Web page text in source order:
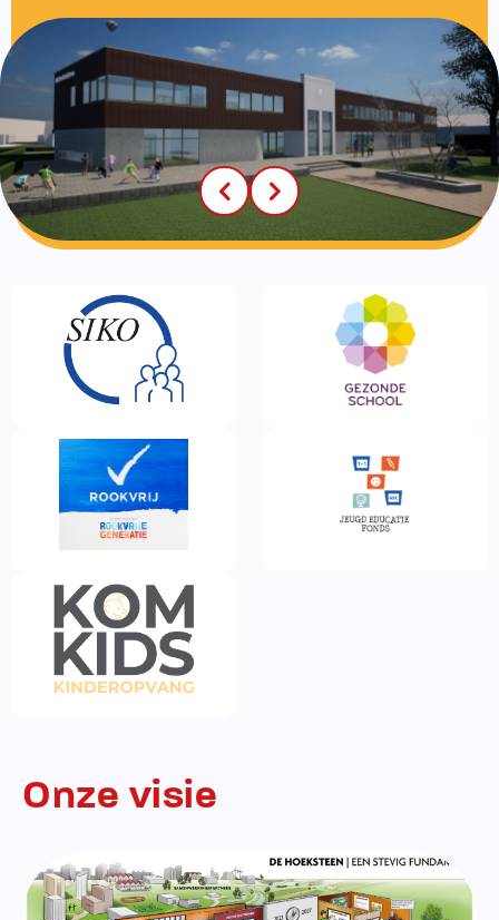
Onze visie